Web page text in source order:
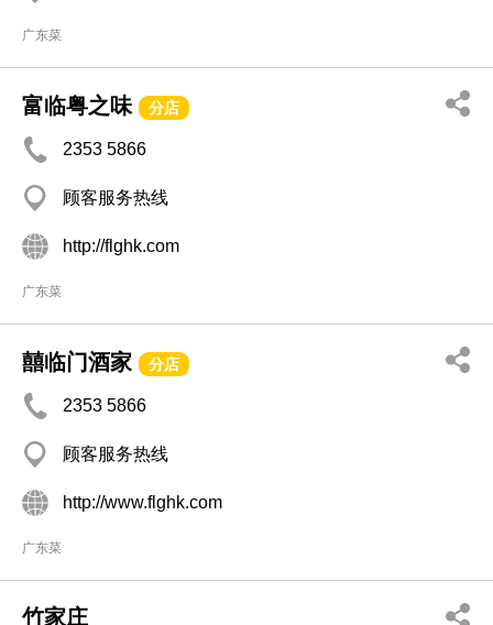
广东菜
富临粤之味 分店
2353 5866
顾客服务热线
http://flghk.com
广东菜
囍临门酒家 分店
2353 5866
顾客服务热线
http://www.flghk.com
广东菜
竹家庄